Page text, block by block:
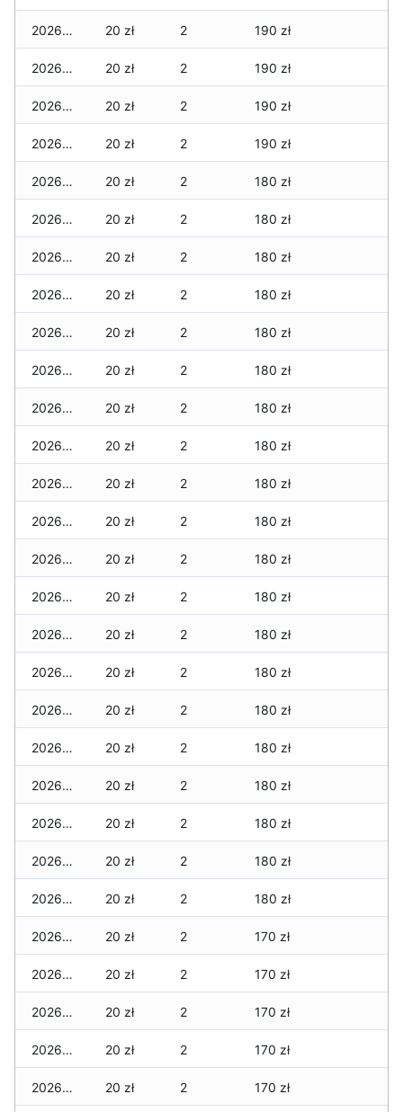
2026-02-10 20 zł 2 190 zł
2026-02-09 20 zł 2 190 zł
2026-02-08 20 zł 2 190 zł
2026-02-07 20 zł 2 190 zł
2026-02-06 20 zł 2 180 zł
2026-02-05 20 zł 2 180 zł
2026-02-04 20 zł 2 180 zł
2026-02-03 20 zł 2 180 zł
2026-02-02 20 zł 2 180 zł
2026-02-01 20 zł 2 180 zł
2026-01-31 20 zł 2 180 zł
2026-01-30 20 zł 2 180 zł
2026-01-29 20 zł 2 180 zł
2026-01-28 20 zł 2 180 zł
2026-01-27 20 zł 2 180 zł
2026-01-26 20 zł 2 180 zł
2026-01-25 20 zł 2 180 zł
2026-01-24 20 zł 2 180 zł
2026-01-23 20 zł 2 180 zł
2026-01-22 20 zł 2 180 zł
2026-01-21 20 zł 2 180 zł
2026-01-20 20 zł 2 180 zł
2026-01-19 20 zł 2 180 zł
2026-01-18 20 zł 2 180 zł
2026-01-17 20 zł 2 170 zł
2026-01-16 20 zł 2 170 zł
2026-01-15 20 zł 2 170 zł
2026-01-14 20 zł 2 170 zł
2026-01-13 20 zł 2 170 zł